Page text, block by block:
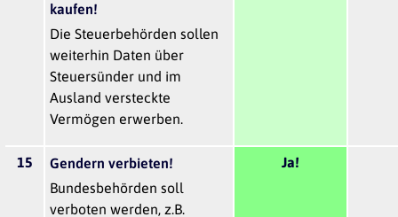
kaufen!
Die Steuerbehörden sollen
weiterhin Daten über
Steuersünder und im
Ausland versteckte
Vermögen erwerben.
15
Gendern verbieten!
Bundesbehörden soll
verboten werden, z.B.
Ja!